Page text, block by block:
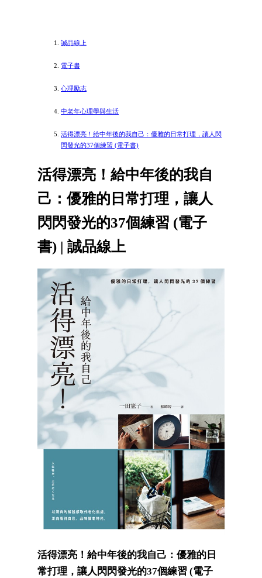
誠品線上
電子書
心理勵志
中老年心理學與生活
活得漂亮！給中年後的我自己：優雅的日常打理，讓人閃
閃發光的37個練習 (電子書)
活得漂亮！給中年後的我自
己：優雅的日常打理，讓人
閃閃發光的37個練習 (電子
書) | 誠品線上
活得漂亮！給中年後的我自己：優雅的日
常打理，讓人閃閃發光的37個練習 (電子